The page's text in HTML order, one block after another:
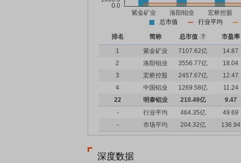
总市值 行业平均
排名 简称 总市值 ? 市盈率
1
紫金矿业 7107.62亿 14.87
2
洛阳钼业 3556.77亿 18.04
3
宏桥控股 2457.67亿 12.47
4
中国铝业 1269.58亿 11.24
22
明泰铝业 210.49亿 9.47
-
行业平均 464.35亿 49.69
-
市场平均 204.32亿 136.94
深度数据